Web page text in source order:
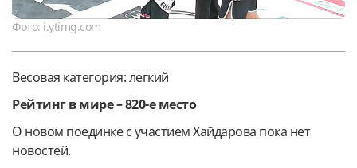
Фото: i.ytimg.com
Весовая категория: легкий
Рейтинг в мире – 820-е место
О новом поединке с участием Хайдарова пока нет
новостей.